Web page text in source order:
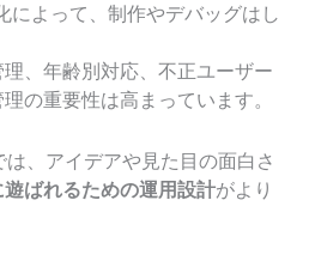
によって、制作やデバッグはし
、年齢別対応、不正ユーザー
の重要性は高まっています。
、アイデアや見た目の面白さ
ばれるための運用設計がより